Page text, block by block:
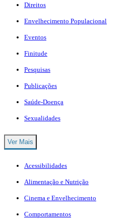
Direitos
Envelhecimento Populacional
Eventos
Finitude
Pesquisas
Publicações
Saúde-Doença
Sexualidades
Ver Mais
Acessibilidades
Alimentação e Nutrição
Cinema e Envelhecimento
Comportamentos